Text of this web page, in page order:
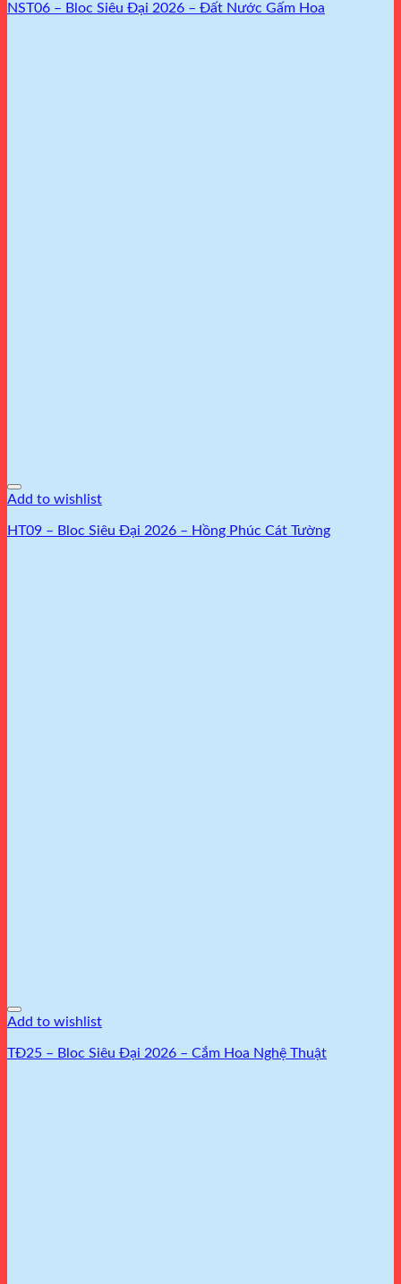
NST06 – Bloc Siêu Đại 2026 – Đất Nước Gấm Hoa
Add to wishlist
HT09 – Bloc Siêu Đại 2026 – Hồng Phúc Cát Tường
Add to wishlist
TĐ25 – Bloc Siêu Đại 2026 – Cắm Hoa Nghệ Thuật